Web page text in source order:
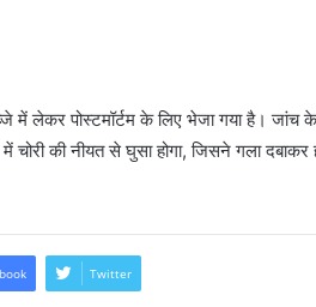
में लेकर पोस्टमॉर्टम के लिए भेजा गया है। जांच
चोरी की नीयत से घुसा होगा, जिसने गला दबाकर
Twitter